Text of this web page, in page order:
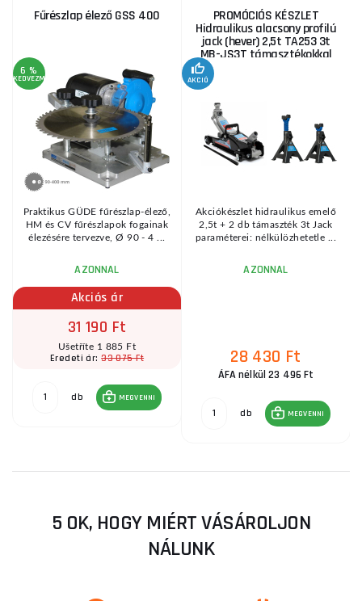
Fűrészlap élező GSS 400
6 %
KEDVEZMÉNY
Praktikus GÜDE fűrészlap-élező,
HM és CV fűrészlapok fogainak
élezésére tervezve, Ø 90 - 4 ...
AZONNAL
Akciós ár
31 190 Ft
Ušetříte 1 885 Ft
Eredeti ár:33 075 Ft
db MEGVENNI
PROMÓCIÓS KÉSZLET
Hidraulikus alacsony profilú
jack (hever) 2,5t TA253 3t
MB-JS3T támasztékokkal
AKCIÓ
Akciókészlet hidraulikus emelő
2,5t + 2 db támaszték 3t Jack
paraméterei: nélkülözhetetle ...
AZONNAL
28 430 Ft
ÁFA nélkül 23 496 Ft
db MEGVENNI
5 OK, HOGY MIÉRT VÁSÁROLJON
NÁLUNK